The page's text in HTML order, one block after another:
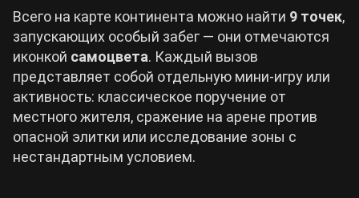
Всего на карте континента можно найти 9 точек,
запускающих особый забег — они отмечаются
иконкой самоцвета. Каждый вызов
представляет собой отдельную мини-игру или
активность: классическое поручение от
местного жителя, сражение на арене против
опасной элитки или исследование зоны с
нестандартным условием.